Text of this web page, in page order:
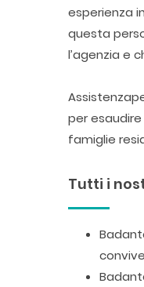
esperienza
questa
l’agenzia e
per
famiglie
Tutti i